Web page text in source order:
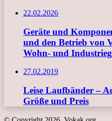
22.02.2026
Geräte und
und den Betrieb von
Wohn- und
27.02.2019
Leise Laufbänder –
Größe und Preis